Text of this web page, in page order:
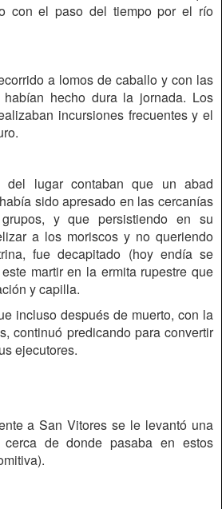
con el paso del tiempo por el río
a lomos de caballo y con las
habían hecho dura la jornada. Los
incursiones frecuentes y el
del lugar contaban que un abad
sido apresado en las cercanías
y que persistiendo en su
a los moriscos y no queriendo
fue decapitado (hoy endía se
martir en la ermita rupestre que
y capilla.
incluso después de muerto, con la
continuó predicando para convertir
ejecutores.
a San Vitores se le levantó una
de donde pasaba en estos